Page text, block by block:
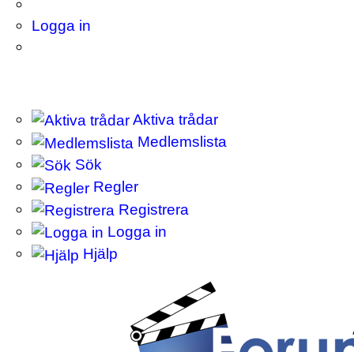
Logga in
Aktiva trådar
Medlemslista
Sök
Regler
Registrera
Logga in
Hjälp